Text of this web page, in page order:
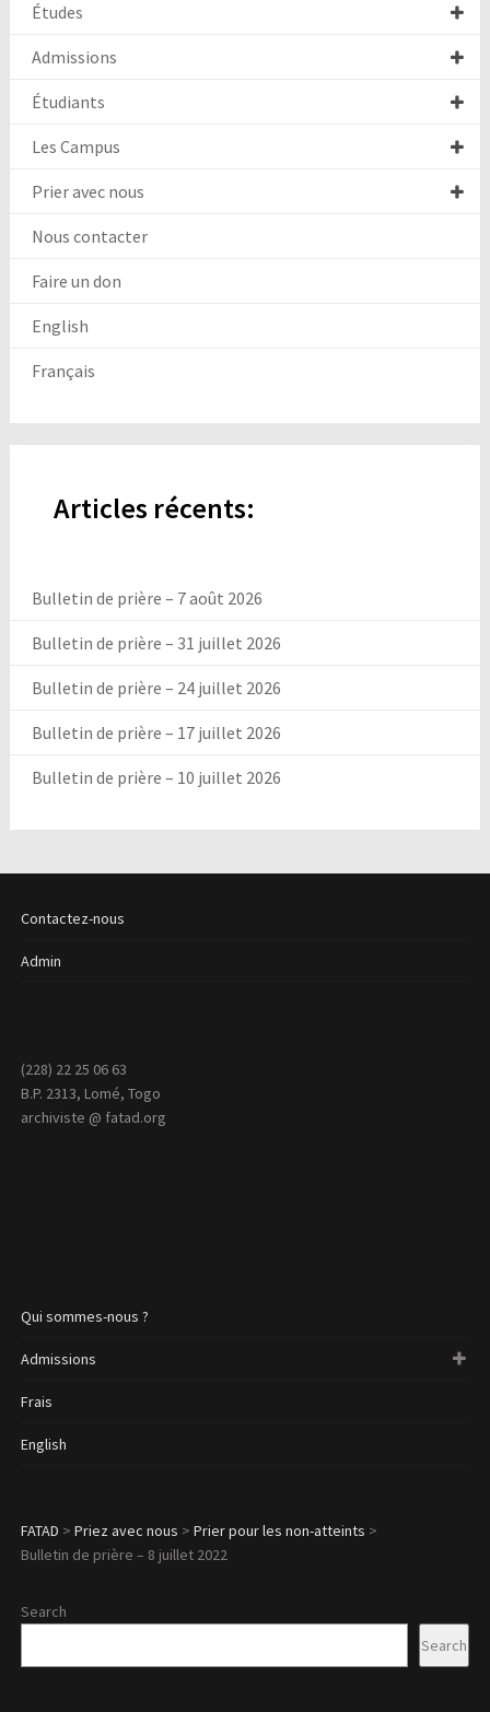
Études
Admissions
Étudiants
Les Campus
Prier avec nous
Nous contacter
Faire un don
English
Français
Articles récents:
Bulletin de prière – 7 août 2026
Bulletin de prière – 31 juillet 2026
Bulletin de prière – 24 juillet 2026
Bulletin de prière – 17 juillet 2026
Bulletin de prière – 10 juillet 2026
Contactez-nous
Admin
(228) 22 25 06 63
B.P. 2313, Lomé, Togo
archiviste @ fatad.org
Qui sommes-nous ?
Admissions
Frais
English
FATAD > Priez avec nous > Prier pour les non-atteints >
Bulletin de prière – 8 juillet 2022
Search
Search